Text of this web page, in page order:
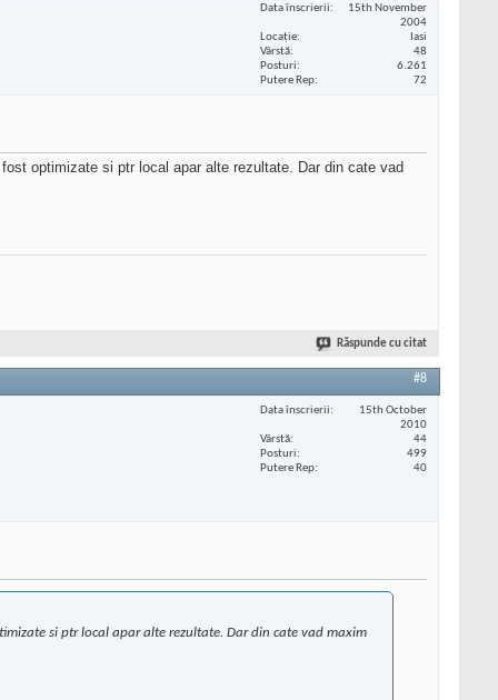
Data înscrierii
15th November
2004
Locaţie
Iasi
Vârstă
48
Posturi
6.261
Putere Rep
72
optimizate si ptr local apar alte rezultate. Dar din cate vad
Răspunde cu citat
#8
Data înscrierii
15th October
2010
Vârstă
44
Posturi
499
Putere Rep
40
si ptr local apar alte rezultate. Dar din cate vad maxim